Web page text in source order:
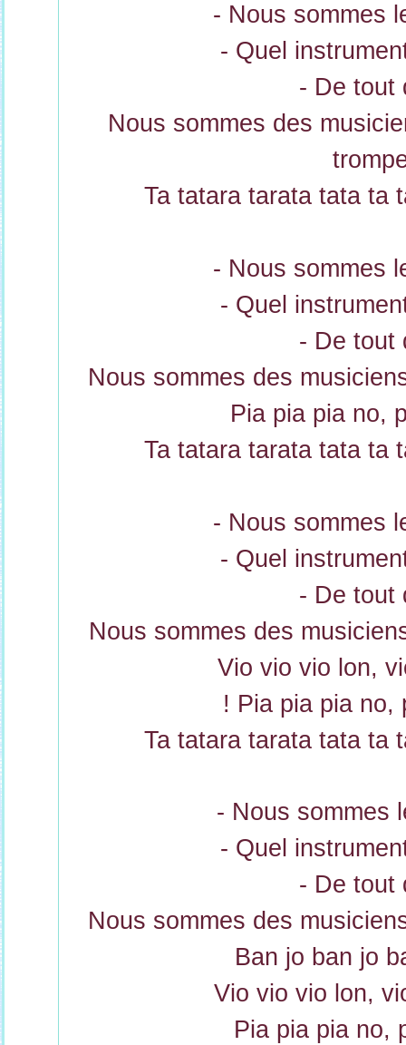
- Nous sommes
- Quel
- De tout
Nous sommes des
Ta tatara tarata tata
- Nous sommes
- Quel
- De tout
Nous sommes des
Pia pia pia no,
Ta tatara tarata tata
- Nous sommes
- Quel
- De tout
Nous sommes des
Vio vio vio lon,
! Pia pia pia
Ta tatara tarata tata
- Nous sommes
- Quel
- De tout
Nous sommes des
Ban jo ban jo
Vio vio vio lon,
Pia pia pia no,